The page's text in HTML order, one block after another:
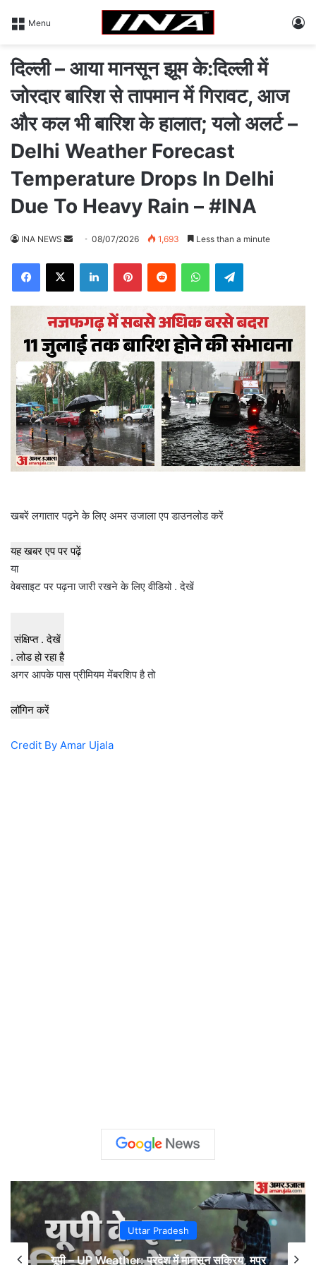
Menu
दिल्ली – आया मानसून झूम के:दिल्ली में
जोरदार बारिश से तापमान में गिरावट, आज
और कल भी बारिश के हालात; यलो अलर्ट –
Delhi Weather Forecast
Temperature Drops In Delhi
Due To Heavy Rain – #INA
INA NEWS
d
a
n
e
a
i
l
08/07/2026 1,693 Less than a minute
खबरें लगातार पढ़ने के लिए अमर उजाला एप डाउनलोड करें
यह खबर एप पर पढ़ें
या
वेबसाइट पर पढ़ना जारी रखने के लिए वीडियो . देखें
संक्षिप्त . देखें
. लोड हो रहा है
अगर आपके पास प्रीमियम मेंबरशिप है तो
लॉगिन करें
Credit By Amar Ujala
Uttar Pradesh
यूपी – UP Weather: प्रदेश में मानसून सक्रिय, मप्र